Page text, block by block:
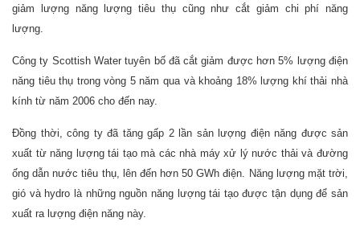
giảm lượng năng lượng tiêu thụ cũng như cắt giảm chi phí năng
lượng.
Công ty Scottish Water tuyên bố đã cắt giảm được hơn 5% lượng điện
năng tiêu thụ trong vòng 5 năm qua và khoảng 18% lượng khí thải nhà
kính từ năm 2006 cho đến nay.
Đồng thời, công ty đã tăng gấp 2 lần sản lượng điện năng được sản
xuất từ năng lượng tái tạo mà các nhà máy xử lý nước thải và đường
ống dẫn nước tiêu thụ, lên đến hơn 50 GWh điện. Năng lượng mặt trời,
gió và hydro là những nguồn năng lượng tái tạo được tận dụng để sản
xuất ra lượng điện năng này.